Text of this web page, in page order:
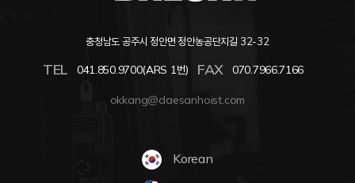
충청남도 공주시 정안면 정안농공단지길 32-32
TEL 041.850.9700(ARS 1번) FAX 070.7966.7166
okkang@daesanhoist.com
Korean